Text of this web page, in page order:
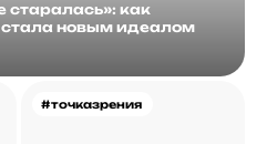
старалась»: как
новым идеалом
#точказрения